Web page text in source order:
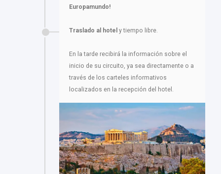
Europamundo!
Traslado al hotel y tiempo libre.
En la tarde recibirá la información sobre el
inicio de su circuito, ya sea directamente o a
través de los carteles informativos
localizados en la recepción del hotel.